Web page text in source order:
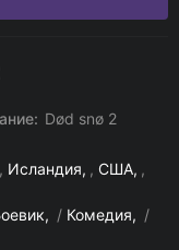
Død snø 2
, Исландия , США ,
/ Комедия
/